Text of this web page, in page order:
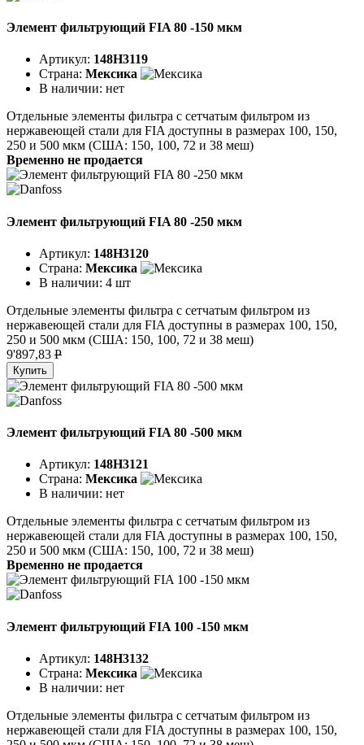
Элемент фильтрующий FIA 80 -150 мкм
Артикул: 148H3119
Страна: Мексика
В наличии: нет
Отдельные элементы фильтра с сетчатым фильтром из
нержавеющей стали для FIA доступны в размерах 100, 150,
250 и 500 мкм (США: 150, 100, 72 и 38 меш)
Временно не продается
Элемент фильтрующий FIA 80 -250 мкм
Артикул: 148H3120
Страна: Мексика
В наличии: 4 шт
Отдельные элементы фильтра с сетчатым фильтром из
нержавеющей стали для FIA доступны в размерах 100, 150,
250 и 500 мкм (США: 150, 100, 72 и 38 меш)
9'897,83 P
Купить
Элемент фильтрующий FIA 80 -500 мкм
Артикул: 148H3121
Страна: Мексика
В наличии: нет
Отдельные элементы фильтра с сетчатым фильтром из
нержавеющей стали для FIA доступны в размерах 100, 150,
250 и 500 мкм (США: 150, 100, 72 и 38 меш)
Временно не продается
Элемент фильтрующий FIA 100 -150 мкм
Артикул: 148H3132
Страна: Мексика
В наличии: нет
Отдельные элементы фильтра с сетчатым фильтром из
нержавеющей стали для FIA доступны в размерах 100, 150,